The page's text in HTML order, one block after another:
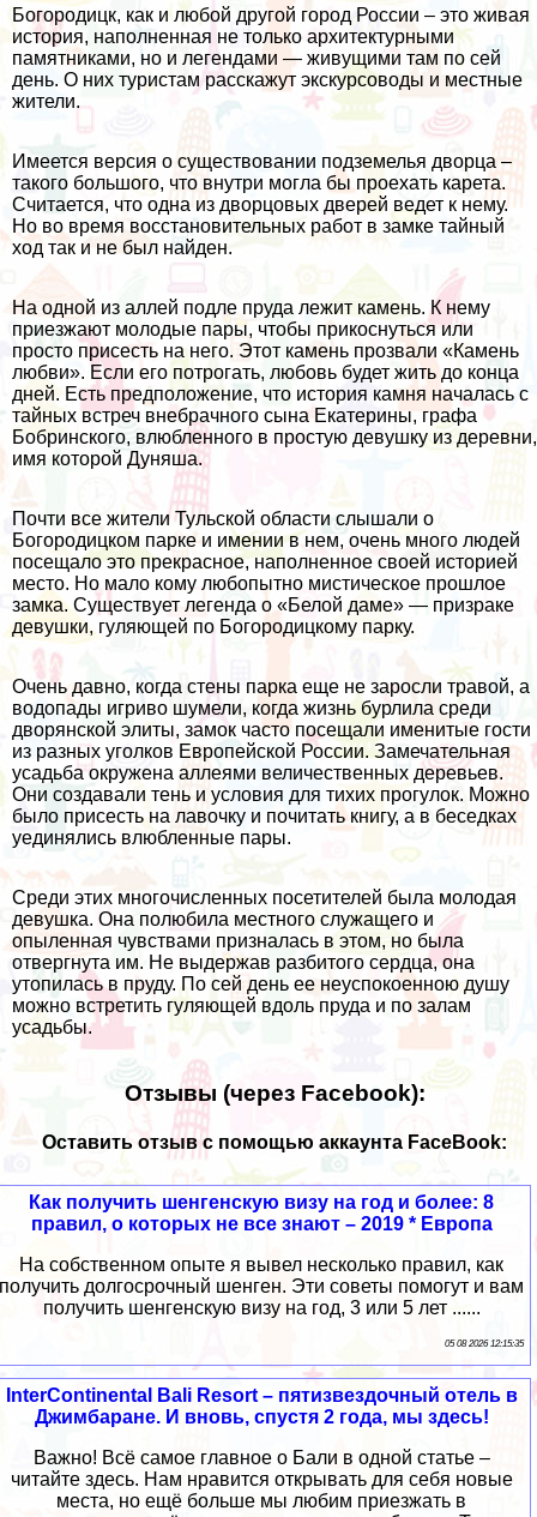
Богородицк, как и любой другой город России – это живая
история, наполненная не только архитектурными
памятниками, но и легендами — живущими там по сей
день. О них туристам расскажут экскурсоводы и местные
жители.
Имеется версия о существовании подземелья дворца –
такого большого, что внутри могла бы проехать карета.
Считается, что одна из дворцовых дверей ведет к нему.
Но во время восстановительных работ в замке тайный
ход так и не был найден.
На одной из аллей подле пруда лежит камень. К нему
приезжают молодые пары, чтобы прикоснуться или
просто присесть на него. Этот камень прозвали «Камень
любви». Если его потрогать, любовь будет жить до конца
дней. Есть предположение, что история камня началась с
тайных встреч внебрачного сына Екатерины, графа
Бобринского, влюбленного в простую девушку из деревни,
имя которой Дуняша.
Почти все жители Тульской области слышали о
Богородицком парке и имении в нем, очень много людей
посещало это прекрасное, наполненное своей историей
место. Но мало кому любопытно мистическое прошлое
замка. Существует легенда о «Белой даме» — призраке
девушки, гуляющей по Богородицкому парку.
Очень давно, когда стены парка еще не заросли травой, а
водопады игриво шумели, когда жизнь бурлила среди
дворянской элиты, замок часто посещали именитые гости
из разных уголков Европейской России. Замечательная
усадьба окружена аллеями величественных деревьев.
Они создавали тень и условия для тихих прогулок. Можно
было присесть на лавочку и почитать книгу, а в беседках
уединялись влюбленные пары.
Среди этих многочисленных посетителей была молодая
девушка. Она полюбила местного служащего и
опыленная чувствами призналась в этом, но была
отвергнута им. Не выдержав разбитого сердца, она
утопилась в пруду. По сей день ее неуспокоенною душу
можно встретить гуляющей вдоль пруда и по залам
усадьбы.
Отзывы (через Facebook):
Оставить отзыв с помощью аккаунта FaceBook:
Как получить шенгенскую визу на год и более: 8
правил, о которых не все знают – 2019 * Европа
На собственном опыте я вывел несколько правил, как
получить долгосрочный шенген. Эти советы помогут и вам
получить шенгенскую визу на год, 3 или 5 лет ......
05 08 2026 12:15:35
InterContinental Bali Resort – пятизвездочный отель в
Джимбаране. И вновь, спустя 2 года, мы здесь!
Важно! Всё самое главное о Бали в одной статье –
читайте здесь. Нам нравится открывать для себя новые
места, но ещё больше мы любим приезжать в